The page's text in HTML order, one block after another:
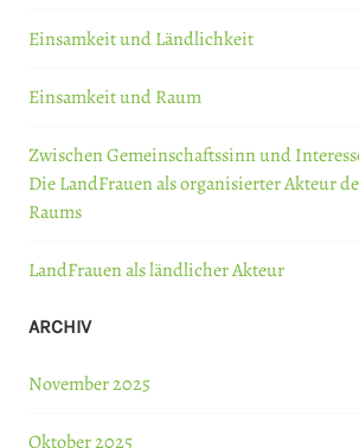
Einsamkeit und Ländlichkeit
Einsamkeit und Raum
Zwischen Gemeinschaftssinn und
Die LandFrauen als organisierter Akteur
Raums
LandFrauen als ländlicher Akteur
ARCHIV
November 2025
Oktober 2025